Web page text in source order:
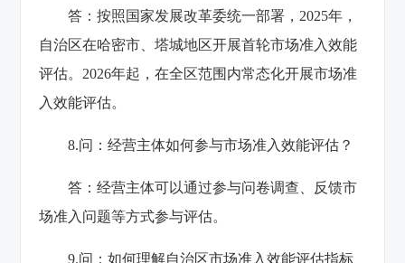
答：按照国家发展改革委统一部署，2025年，
自治区在哈密市、塔城地区开展首轮市场准入效能
评估。2026年起，在全区范围内常态化开展市场准
入效能评估。
8.问：经营主体如何参与市场准入效能评估？
答：经营主体可以通过参与问卷调查、反馈市
场准入问题等方式参与评估。
9.问：如何理解自治区市场准入效能评估指标